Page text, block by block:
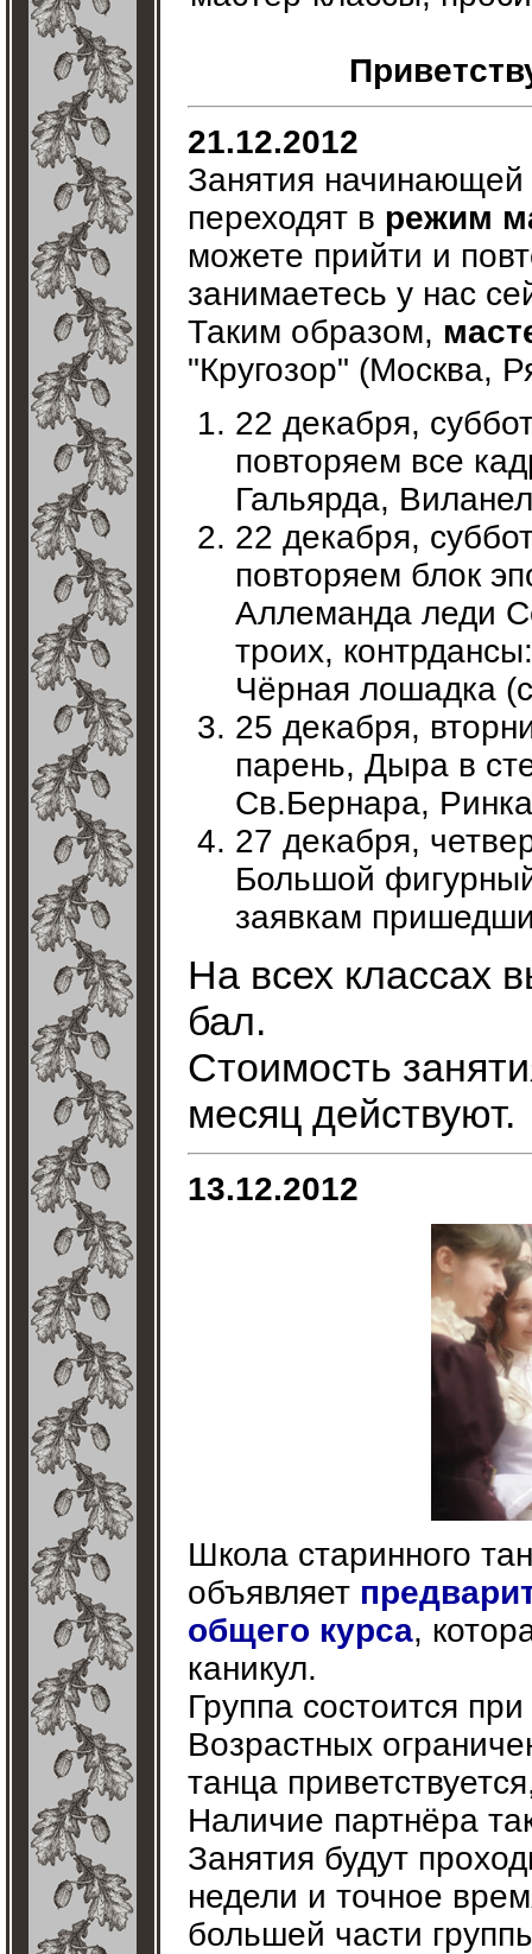
21.12.2012
Занятия начинающей
переходят в режим
можете прийти и
занимаетесь у нас
Таким образом,
"Кругозор" (Москва,
22 декабря,
повторяем все
Гальярда,
22 декабря,
повторяем блок
Аллеманда леди
троих,
Чёрная лошадка
25 декабря,
парень, Дыра в
Св.Бернара,
27 декабря,
Большой
заявкам
На всех классах
бал.
Стоимость
месяц действуют.
13.12.2012
Школа старинного
объявляет
общего курса,
каникул.
Группа состоится
Возрастных
танца
Наличие партнёра
Занятия будут
недели и точное
большей части